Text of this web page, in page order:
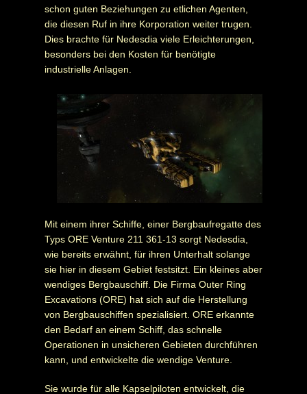
schon guten Beziehungen zu etlichen Agenten,
die diesen Ruf in ihre Korporation weiter trugen.
Dies brachte für Nedesdia viele Erleichterungen,
besonders bei den Kosten für benötigte
industrielle Anlagen.
Mit einem ihrer Schiffe, einer Bergbaufregatte des
Typs ORE Venture 211 361-13 sorgt Nedesdia,
wie bereits erwähnt, für ihren Unterhalt solange
sie hier in diesem Gebiet festsitzt. Ein kleines aber
wendiges Bergbauschiff. Die Firma Outer Ring
Excavations (ORE) hat sich auf die Herstellung
von Bergbauschiffen spezialisiert. ORE erkannte
den Bedarf an einem Schiff, das schnelle
Operationen in unsicheren Gebieten durchführen
kann, und entwickelte die wendige Venture.
Sie wurde für alle Kapselpiloten entwickelt, die